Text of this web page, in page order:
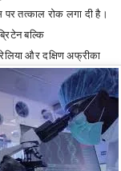
तत्काल रोक लगा दी है।
बल्कि
और दक्षिण अफ्रीका